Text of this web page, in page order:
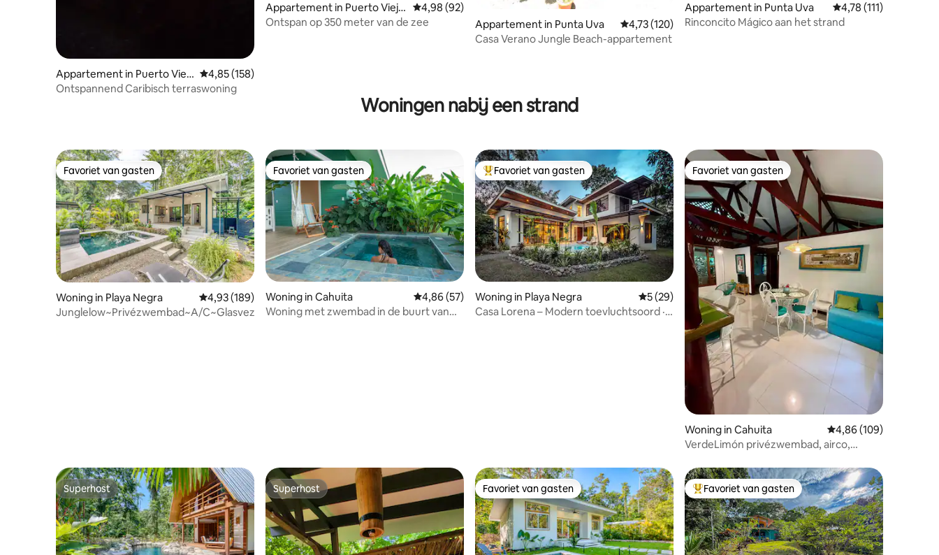
Appartement in Puerto Viej
o de Talamanca
Gemiddelde beoordeling van 4,85 uit 5, 158 recensies
4,85 (158)
Ontspannend Caribisch terraswoning
Appartement in Puerto Viejo
de Talamanca
Gemiddelde beoordeling van 4,98 uit 5, 92 recensies
4,98 (92)
Ontspan op 350 meter van de zee
Appartement in Punta Uva Gemiddelde beoordeling van 4,73 uit 5, 120 recensies
4,73 (120)
Casa Verano Jungle Beach-appartement
Appartement in Punta Uva Gemiddelde
4,78 (111)
Rinconcito Mágico aan het strand
Woningen nabij een strand
Favoriet van gasten
Favoriet van gasten
Woning in Playa Negra Gemiddelde beoordeling van 4,93 uit 5, 189 recensies
4,93 (189)
Junglelow~Privézwembad~A/C~Glasvezelinternet
Favoriet van gasten
Favoriet van gasten
Woning in Cahuita Gemiddelde beoordeling van 4,86 uit 5, 57 recensies
4,86 (57)
Woning met zwembad in de buurt van
Topfavoriet van gasten
Favoriet van gasten
Woning in Playa Negra Gemiddelde beoordeling van 5 uit 5, 29 recensies
5 (29)
Casa Lorena – Modern toevluchtsoord ·
Favoriet van gasten
Favoriet van gasten
Woning in Cahuita Gemiddelde
4,86 (109)
VerdeLimón privézwembad, airco,
Superhost
Superhost Superhost
Superhost Favoriet van gasten
Favoriet van gasten Topfavoriet van gasten
Favoriet van gasten